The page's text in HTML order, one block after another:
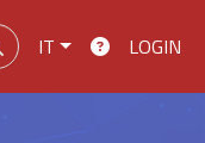
IT LOGIN